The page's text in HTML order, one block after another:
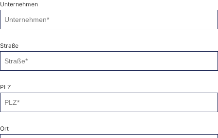
Unternehmen
Straße
PLZ
Ort